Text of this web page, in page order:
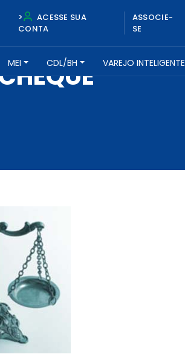
>
ACESSE SUA
CONTA
ASSOCIE-
SE
MEI CDL/BH VAREJO INTELIGENTE
2012